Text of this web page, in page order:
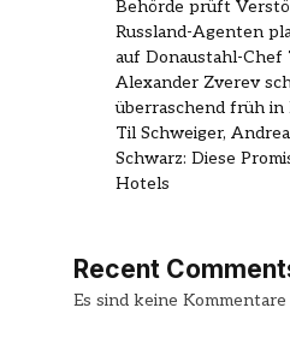
Behörde prüft
Russland-Agenten
auf Donaustahl-Chef
Alexander Zverev
überraschend früh
Til Schweiger,
Schwarz: Diese
Hotels
Recent
Es sind keine